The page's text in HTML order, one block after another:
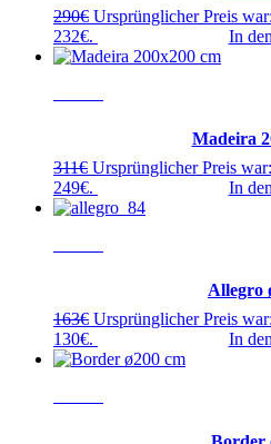
290€ Ursprünglicher Preis
232€.
In
Madeira
311€ Ursprünglicher Preis
249€.
In
Allegro
163€ Ursprünglicher Preis
130€.
In